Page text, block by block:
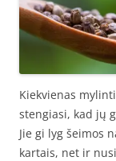
Kiekvienas
stengiasi, kad jų
Jie gi lyg šeimos
kartais, net ir